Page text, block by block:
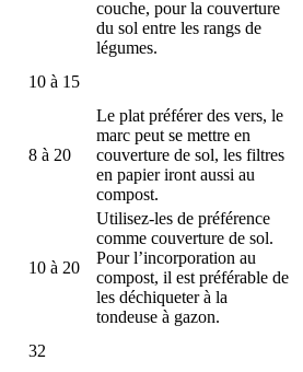
couche, pour la couverture
du sol entre les rangs de
légumes.
10 à 15
8 à 20
Le plat préférer des vers, le
marc peut se mettre en
couverture de sol, les filtres
en papier iront aussi au
compost.
10 à 20
Utilisez-les de préférence
comme couverture de sol.
Pour l’incorporation au
compost, il est préférable de
les déchiqueter à la
tondeuse à gazon.
32